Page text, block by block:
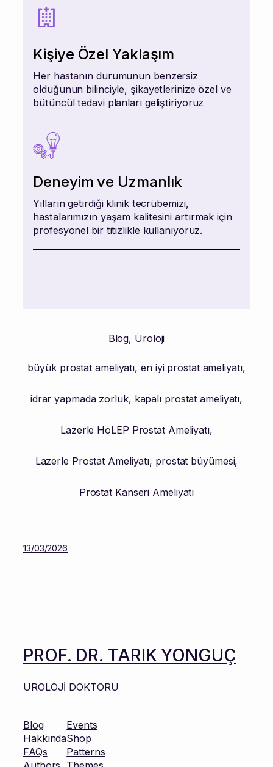
Kişiye Özel Yaklaşım
Her hastanın durumunun benzersiz
olduğunun bilinciyle, şikayetlerinize özel ve
bütüncül tedavi planları geliştiriyoruz
Deneyim ve Uzmanlık
Yılların getirdiği klinik tecrübemizi,
hastalarımızın yaşam kalitesini artırmak için
profesyonel bir titizlikle kullanıyoruz.
Blog, Üroloji
büyük prostat ameliyatı, en iyi prostat ameliyatı,
idrar yapmada zorluk, kapalı prostat ameliyatı,
Lazerle HoLEP Prostat Ameliyatı,
Lazerle Prostat Ameliyatı, prostat büyümesi,
Prostat Kanseri Ameliyatı
13/03/2026
PROF. DR. TARIK YONGUÇ
ÜROLOJİ DOKTORU
Blog
Hakkında
FAQs
Events
Shop
Patterns